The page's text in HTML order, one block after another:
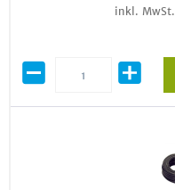
inkl. MwSt.